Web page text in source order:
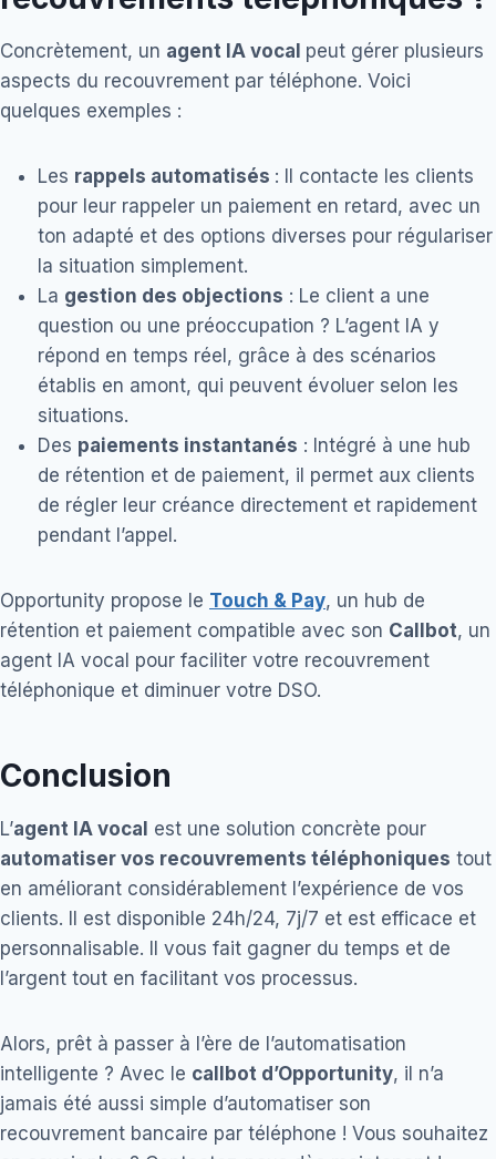
Concrètement, un agent IA vocal peut gérer plusieurs
aspects du recouvrement par téléphone. Voici
quelques exemples :
Les rappels automatisés : Il contacte les clients
pour leur rappeler un paiement en retard, avec un
ton adapté et des options diverses pour régulariser
la situation simplement.
La gestion des objections : Le client a une
question ou une préoccupation ? L’agent IA y
répond en temps réel, grâce à des scénarios
établis en amont, qui peuvent évoluer selon les
situations.
Des paiements instantanés : Intégré à une hub
de rétention et de paiement, il permet aux clients
de régler leur créance directement et rapidement
pendant l’appel.
Opportunity propose le Touch & Pay, un hub de
rétention et paiement compatible avec son Callbot, un
agent IA vocal pour faciliter votre recouvrement
téléphonique et diminuer votre DSO.
Conclusion
L’agent IA vocal est une solution concrète pour
automatiser vos recouvrements téléphoniques tout
en améliorant considérablement l’expérience de vos
clients. Il est disponible 24h/24, 7j/7 et est efficace et
personnalisable. Il vous fait gagner du temps et de
l’argent tout en facilitant vos processus.
Alors, prêt à passer à l’ère de l’automatisation
intelligente ? Avec le callbot d’Opportunity, il n’a
jamais été aussi simple d’automatiser son
recouvrement bancaire par téléphone ! Vous souhaitez